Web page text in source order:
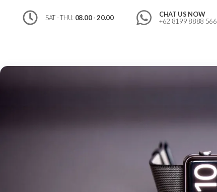
SAT - THU: 08.00 - 20.00
CHAT US NOW
+62 8199 8888 566